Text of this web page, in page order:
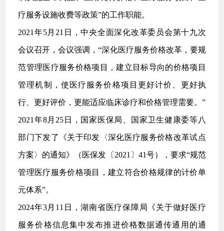
疗服务设施收费等政策”的工作职能。
2021年5月21日，中央全面深化改革委员会第十九次
会议召开，会议强调，“深化医疗服务价格改革，要规
范管理医疗服务价格项目，建立目标导向的价格项目
管理机制，使医疗服务价格项目更好计价、更好执
行、更好评价，更能适应临床诊疗和价格管理需要。”
2021年8月25日，国家医保局、国家卫生健康委等八
部门下发了《关于印发〈深化医疗服务价格改革试点
方案〉的通知》（医保发〔2021〕41号），要求“规范
管理医疗服务价格项目，建立符合价格规律的计价单
元体系”。
2024年3月11日，湖南省医疗保障局《关于做好医疗
服务价格信息集中发布推进价格数据通传通用的通